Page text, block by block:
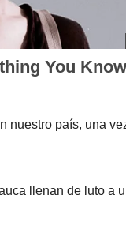
nuestro país, una
llenan de luto a